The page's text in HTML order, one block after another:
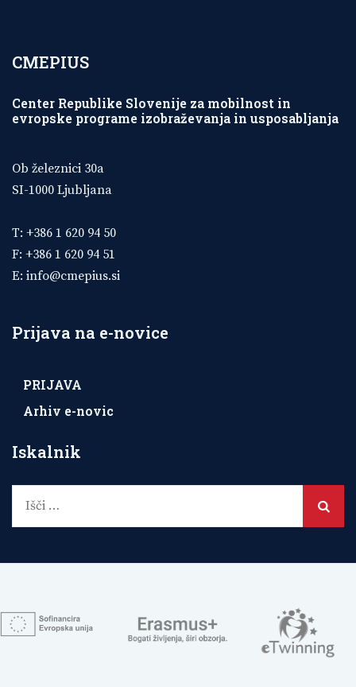
CMEPIUS
Center Republike Slovenije za mobilnost in
evropske programe izobraževanja in usposabljanja
Ob železnici 30a
SI-1000 Ljubljana
T: +386 1 620 94 50
F: +386 1 620 94 51
E: info@cmepius.si
Prijava na e-novice
PRIJAVA
Arhiv e-novic
Iskalnik